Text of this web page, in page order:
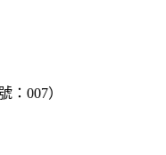
：007）